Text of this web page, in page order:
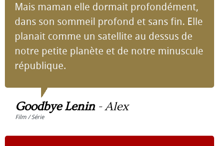
Mais maman elle dormait profondément,
dans son sommeil profond et sans fin. Elle
planait comme un satellite au dessus de
notre petite planète et de notre minuscule
république.
Goodbye Lenin-Alex
Film / Série